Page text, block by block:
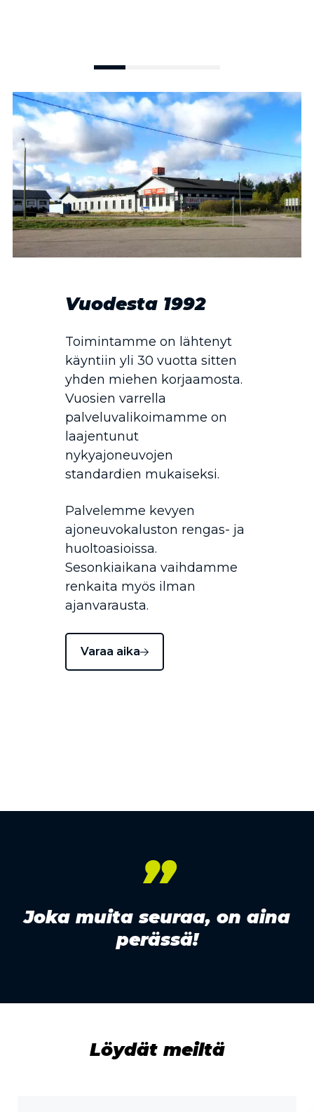
Vuodesta 1992
Toimintamme on lähtenyt
käyntiin yli 30 vuotta sitten
yhden miehen korjaamosta.
Vuosien varrella
palveluvalikoimamme on
laajentunut
nykyajoneuvojen
standardien mukaiseksi.
Palvelemme kevyen
ajoneuvokaluston rengas- ja
huoltoasioissa.
Sesonkiaikana vaihdamme
renkaita myös ilman
ajanvarausta.
Varaa aika
”
Joka muita seuraa, on aina
perässä!
Löydät meiltä